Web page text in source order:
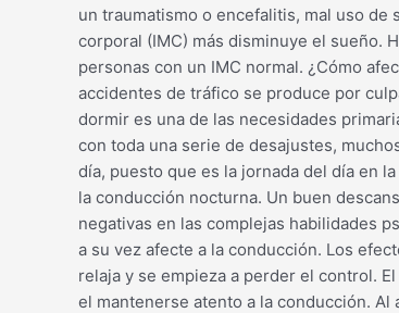
un traumatismo o encefalitis, mal uso
corporal (IMC) más disminuye el sueño.
personas con un IMC normal. ¿Cómo
accidentes de tráfico se produce por
dormir es una de las necesidades
con toda una serie de desajustes,
día, puesto que es la jornada del día en
la conducción nocturna. Un buen
negativas en las complejas habilidades
a su vez afecte a la conducción. Los
relaja y se empieza a perder el control.
el mantenerse atento a la conducción.